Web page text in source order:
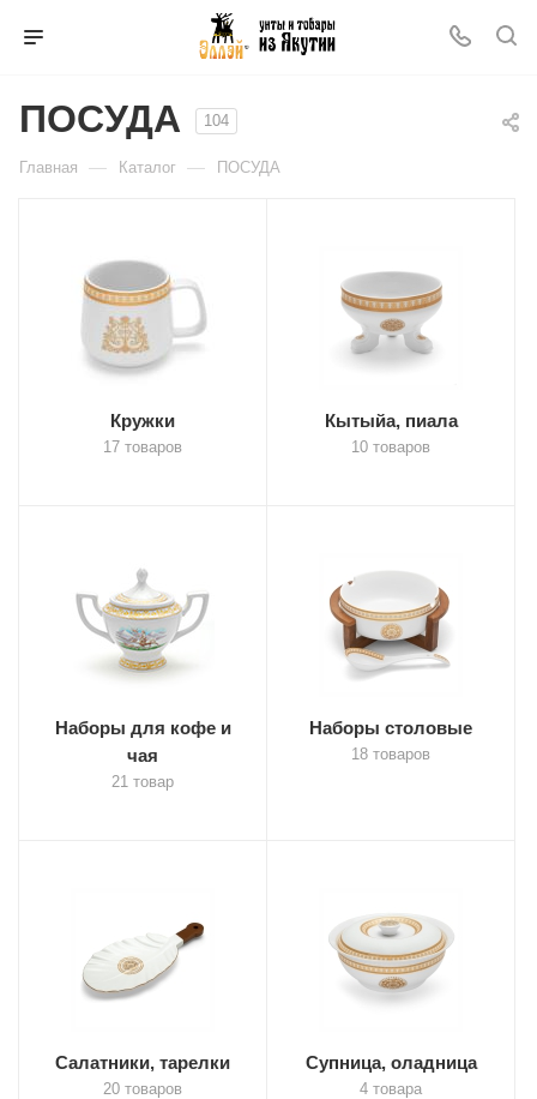
ПОСУДА 104
Главная — Каталог — ПОСУДА
Кружки
17 товаров
Кытыйа, пиала
10 товаров
Наборы для кофе и
чая
21 товар
Наборы столовые
18 товаров
Салатники, тарелки
20 товаров
Супница, оладница
4 товара